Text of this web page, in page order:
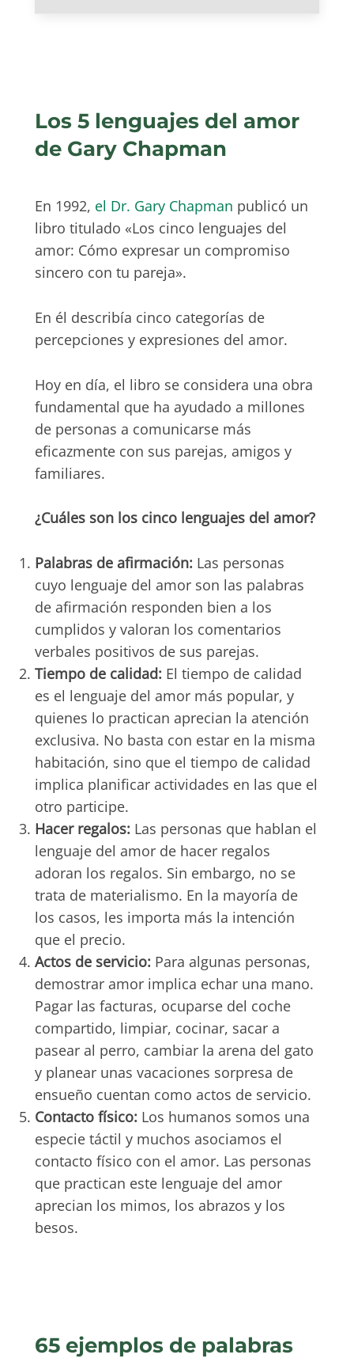
Los 5 lenguajes del amor
de Gary Chapman
En 1992, el Dr. Gary Chapman publicó un
libro titulado «Los cinco lenguajes del
amor: Cómo expresar un compromiso
sincero con tu pareja».
En él describía cinco categorías de
percepciones y expresiones del amor.
Hoy en día, el libro se considera una obra
fundamental que ha ayudado a millones
de personas a comunicarse más
eficazmente con sus parejas, amigos y
familiares.
¿Cuáles son los cinco lenguajes del amor?
Palabras de afirmación: Las personas
cuyo lenguaje del amor son las palabras
de afirmación responden bien a los
cumplidos y valoran los comentarios
verbales positivos de sus parejas.
Tiempo de calidad: El tiempo de calidad
es el lenguaje del amor más popular, y
quienes lo practican aprecian la atención
exclusiva. No basta con estar en la misma
habitación, sino que el tiempo de calidad
implica planificar actividades en las que el
otro participe.
Hacer regalos: Las personas que hablan el
lenguaje del amor de hacer regalos
adoran los regalos. Sin embargo, no se
trata de materialismo. En la mayoría de
los casos, les importa más la intención
que el precio.
Actos de servicio: Para algunas personas,
demostrar amor implica echar una mano.
Pagar las facturas, ocuparse del coche
compartido, limpiar, cocinar, sacar a
pasear al perro, cambiar la arena del gato
y planear unas vacaciones sorpresa de
ensueño cuentan como actos de servicio.
Contacto físico: Los humanos somos una
especie táctil y muchos asociamos el
contacto físico con el amor. Las personas
que practican este lenguaje del amor
aprecian los mimos, los abrazos y los
besos.
65 ejemplos de palabras